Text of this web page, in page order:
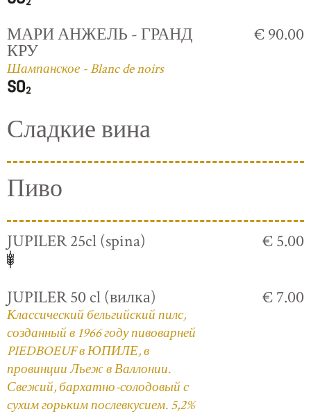
МАРИ АНЖЕЛЬ - ГРАНД
КРУ
Шампанское - Blanc de noirs
€ 90.00
Сладкие вина
Пиво
JUPILER 25cl (spina) € 5.00
JUPILER 50 cl (вилка)
Классический бельгийский пилс,
созданный в 1966 году пивоварней
PIEDBOEUF в ЮПИЛЕ, в
провинции Льеж в Валлонии.
Свежий, бархатно-солодовый с
сухим горьким послевкусием. 5,2%
€ 7.00